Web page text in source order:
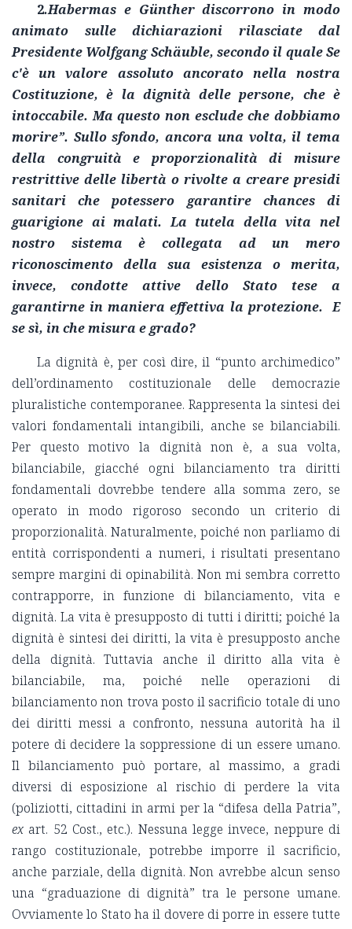
2.Habermas e Güntherdiscorrono in modo
animato sulle dichiarazioni rilasciate dal
Presidente Wolfgang Schäuble, secondo il qualeSe
c'è un valore assoluto ancorato nella nostra
Costituzione, è la dignità delle persone, che è
intoccabile. Ma questo non esclude che dobbiamo
morire”. Sullo sfondo, ancora una volta, il tema
della congruità e proporzionalità di misure
restrittive delle libertà o rivolte a creare presidi
sanitari che potessero garantire chances di
guarigione ai malati. La tutela della vita nel
nostro sistema è collegata ad un mero
riconoscimento della sua esistenza o merita,
invece, condotte attive dello Stato tese a
garantirne in maniera effettiva la protezione. E
se sì, in che misura e grado?
La dignità è, per così dire, il “punto archimedico”
dell’ordinamento costituzionale delle democrazie
pluralistiche contemporanee. Rappresenta la sintesi dei
valori fondamentali intangibili, anche se bilanciabili.
Per questo motivo la dignità non è, a sua volta,
bilanciabile, giacché ogni bilanciamento tra diritti
fondamentali dovrebbe tendere alla somma zero, se
operato in modo rigoroso secondo un criterio di
proporzionalità. Naturalmente, poiché non parliamo di
entità corrispondenti a numeri, i risultati presentano
sempre margini di opinabilità. Non mi sembra corretto
contrapporre, in funzione di bilanciamento, vita e
dignità. La vita è presupposto di tutti i diritti; poiché la
dignità è sintesi dei diritti, la vita è presupposto anche
della dignità. Tuttavia anche il diritto alla vita è
bilanciabile, ma, poiché nelle operazioni di
bilanciamento non trova posto il sacrificio totale di uno
dei diritti messi a confronto, nessuna autorità ha il
potere di decidere la soppressione di un essere umano.
Il bilanciamento può portare, al massimo, a gradi
diversi di esposizione al rischio di perdere la vita
(poliziotti, cittadini in armi per la “difesa della Patria”,
exart. 52 Cost., etc.). Nessuna legge invece, neppure di
rango costituzionale, potrebbe imporre il sacrificio,
anche parziale, della dignità. Non avrebbe alcun senso
una “graduazione di dignità” tra le persone umane.
Ovviamente lo Stato ha il dovere di porre in essere tutte